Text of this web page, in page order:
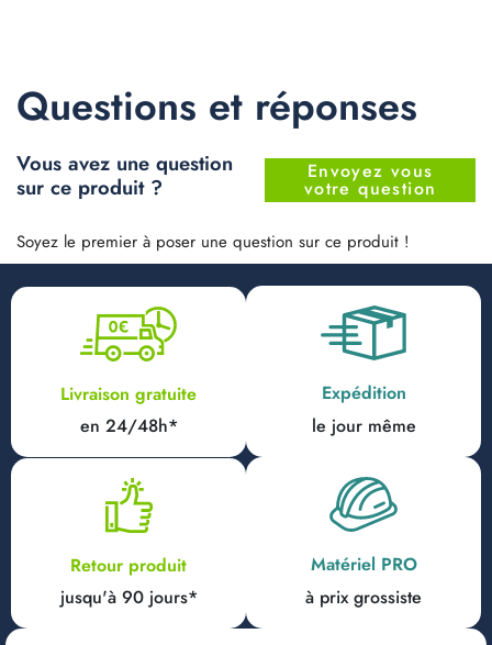
Questions et réponses
Vous avez une question
sur ce produit ?
Envoyez vous
votre question
Soyez le premier à poser une question sur ce produit !
Livraison gratuite
en 24/48h*
Expédition
le jour même
Retour produit
jusqu'à 90 jours*
Matériel PRO
à prix grossiste